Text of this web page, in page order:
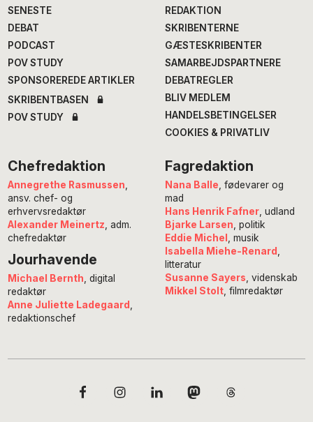
SENESTE
DEBAT
PODCAST
POV STUDY
SPONSOREREDE ARTIKLER
SKRIBENTBASEN
POV STUDY
REDAKTION
SKRIBENTERNE
GÆSTESKRIBENTER
SAMARBEJDSPARTNERE
DEBATREGLER
BLIV MEDLEM
HANDELSBETINGELSER
COOKIES & PRIVATLIV
Chefredaktion
Annegrethe Rasmussen,
ansv. chef- og
erhvervsredaktør
Alexander Meinertz, adm.
chefredaktør
Jourhavende
Michael Bernth , digital
redaktør
Anne Juliette Ladegaard
redaktionschef
Fagredaktion
Nana Balle, fødevarer og
mad
Hans Henrik Fafner, udland
Bjarke Larsen, politik
Eddie Michel , musik
Isabella Miehe-Renard ,
litteratur
Susanne Sayers, videnskab
Mikkel Stolt, filmredaktør